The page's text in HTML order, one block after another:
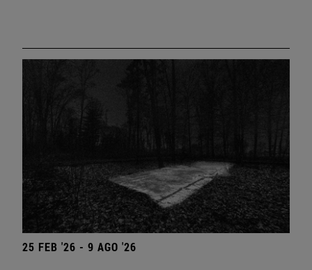
25 FEB '26 - 9 AGO '26